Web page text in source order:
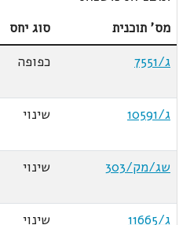
מס' תוכנית סוג יחס
ג/7551
כפופה
ג/10591
שינוי
שג/מק/303
שינוי
ג/11665
שינוי